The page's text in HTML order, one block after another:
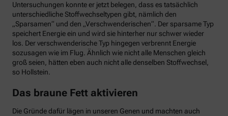
Untersuchungen konnte er jetzt belegen, dass es tatsächlich
unterschiedliche Stoffwechseltypen gibt, nämlich den
„Sparsamen“ und den „Verschwenderischen“. Der sparsame Typ
speichert Energie ein und wird sie hinterher nur schwer wieder
los. Der verschwenderische Typ hingegen verbrennt Energie
sozusagen wie im Flug. Ähnlich wie nicht alle Menschen gleich
groß seien, hätten eben auch nicht alle denselben Stoffwechsel,
so Hollstein.
Das braune Fett aktivieren
Die Gründe dafür lägen in unseren Genen und machten auch